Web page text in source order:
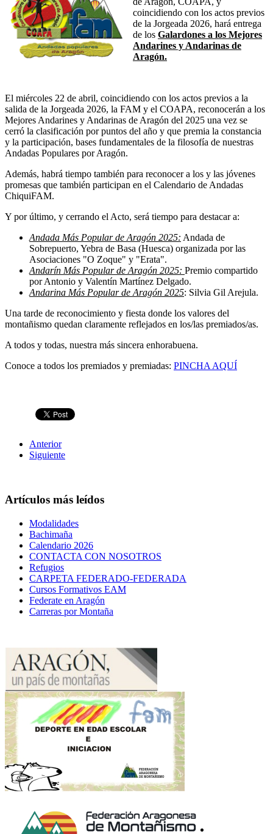
coincidiendo con los actos previos
de la Jorgeada 2026, hará entrega
de los Galardones a los Mejores
Andarines y Andarinas de
Aragón.
El miércoles 22 de abril, coincidiendo con los actos previos a la
salida de la Jorgeada 2026, la FAM y el COAPA, reconocerán a los
Mejores Andarines y Andarinas de Aragón del 2025 una vez se
cerró la clasificación por puntos del año y que premia la constancia
y la participación, bases fundamentales de la filosofía de nuestras
Andadas Populares por Aragón.
Además, habrá tiempo también para reconocer a los y las jóvenes
promesas que también participan en el Calendario de Andadas
ChiquiFAM.
Y por último, y cerrando el Acto, será tiempo para destacar a:
Andada Más Popular de Aragón 2025: Andada de
Sobrepuerto, Yebra de Basa (Huesca) organizada por las
Asociaciones "O Zoque" y "Erata".
Andarín Más Popular de Aragón 2025: Premio compartido
por Antonio y Valentín Martínez Delgado.
Andarina Más Popular de Aragón 2025: Silvia Gil Arejula.
Una tarde de reconocimiento y fiesta donde los valores del
montañismo quedan claramente reflejados en los/las premiados/as.
A todos y todas, nuestra más sincera enhorabuena.
Conoce a todos los premiados y premiadas: PINCHA AQUÍ
Anterior
Siguiente
Artículos más leídos
Modalidades
Bachimaña
Calendario 2026
CONTACTA CON NOSOTROS
Refugios
CARPETA FEDERADO-FEDERADA
Cursos Formativos EAM
Federate en Aragón
Carreras por Montaña